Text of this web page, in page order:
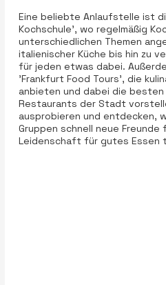
Eine beliebte Anlaufstelle ist
Kochschule', wo regelmäßig
unterschiedlichen Themen
italienischer Küche bis hin zu
für jeden etwas dabei.
'Frankfurt Food Tours', die
anbieten und dabei die besten
Restaurants der Stadt
ausprobieren und entdecken,
Gruppen schnell neue Freunde
Leidenschaft für gutes Essen